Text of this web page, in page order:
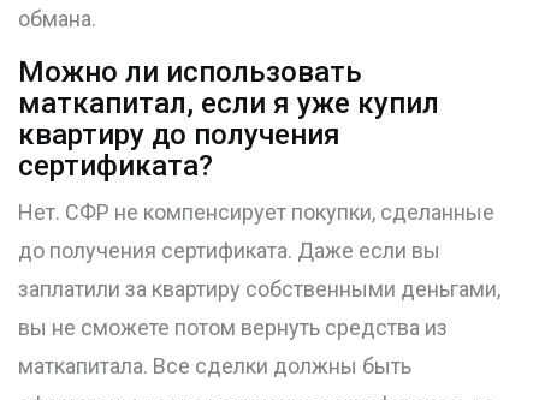
обмана.
Можно ли использовать
маткапитал, если я уже купил
квартиру до получения
сертификата?
Нет. СФР не компенсирует покупки, сделанные
до получения сертификата. Даже если вы
заплатили за квартиру собственными деньгами,
вы не сможете потом вернуть средства из
маткапитала. Все сделки должны быть